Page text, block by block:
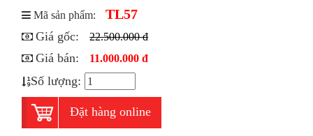
Mã sản phẩm: TL57
Giá gốc: 22.500.000 đ
Giá bán: 11.000.000 đ
Số lượng:
Đặt hàng online